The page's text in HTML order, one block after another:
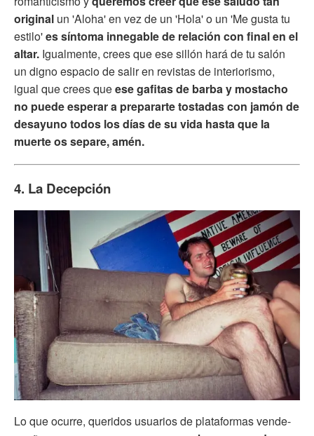
original un 'Aloha' en vez de un 'Hola' o un 'Me gusta tu
estilo'es síntoma innegable de relación con final en el
altar. Igualmente, crees que ese sillón hará de tu salón
un digno espacio de salir en revistas de interiorismo,
igual que crees queese gafitas de barba y mostacho
no puede esperar a prepararte tostadas con jamón de
desayuno todos los días de su vida hasta que la
muerte os separe, amén.
4. La Decepción
Lo que ocurre, queridos usuarios de plataformas vende-